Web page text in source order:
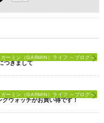
ーミン（GARMIN）ライフ ～ブログ～
つきまして
ーミン（GARMIN）ライフ ～ブログ～
ウォッチがお買い得です！